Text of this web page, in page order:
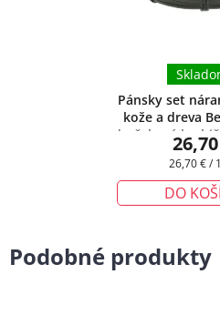
Pánsky set
kože a dreva
darčeková
Jednotková
26,70 € /
DO
Podobné produkty